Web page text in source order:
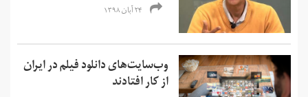
۲۴ آبان ۱۳۹۸
وب‌سایت‌های دانلود فیلم در ایران
از کار افتادند